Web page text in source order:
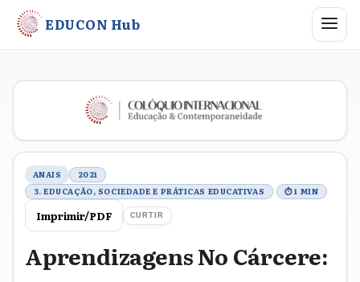
EDUCON Hub Abrir
Metadados do trabalho
ANAIS
2021
3. EDUCAÇÃO, SOCIEDADE E PRÁTICAS EDUCATIVAS
⏱ 1 MIN
Imprimir/PDF CURTIR
Aprendizagens No Cárcere: